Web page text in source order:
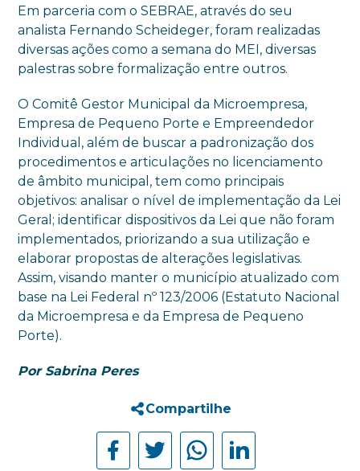
Em parceria com o SEBRAE, através do seu
analista Fernando Scheideger, foram realizadas
diversas ações como a semana do MEI, diversas
palestras sobre formalização entre outros.
O Comitê Gestor Municipal da Microempresa,
Empresa de Pequeno Porte e Empreendedor
Individual, além de buscar a padronização dos
procedimentos e articulações no licenciamento
de âmbito municipal, tem como principais
objetivos: analisar o nível de implementação da Lei
Geral; identificar dispositivos da Lei que não foram
implementados, priorizando a sua utilização e
elaborar propostas de alterações legislativas.
Assim, visando manter o município atualizado com
base na Lei Federal nº 123/2006 (Estatuto Nacional
da Microempresa e da Empresa de Pequeno
Porte).
Por Sabrina Peres
Compartilhe